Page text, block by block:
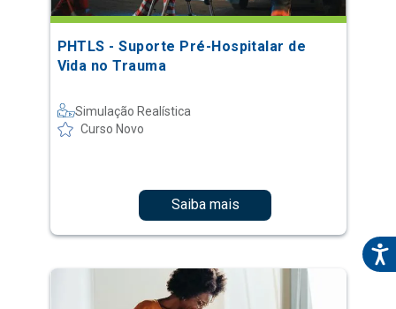
PHTLS - Suporte Pré-Hospitalar de
Vida no Trauma
Simulação Realística
Curso Novo
Saiba mais